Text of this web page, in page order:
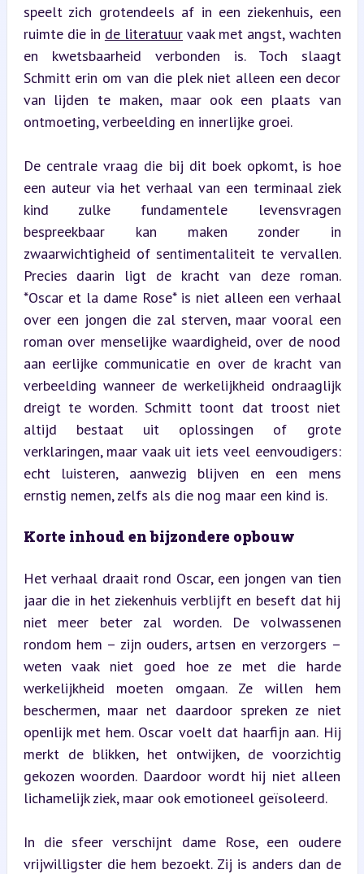
speelt zich grotendeels af in een ziekenhuis, een
ruimte die in de literatuur vaak met angst, wachten
en kwetsbaarheid verbonden is. Toch slaagt
Schmitt erin om van die plek niet alleen een decor
van lijden te maken, maar ook een plaats van
ontmoeting, verbeelding en innerlijke groei.
De centrale vraag die bij dit boek opkomt, is hoe
een auteur via het verhaal van een terminaal ziek
kind zulke fundamentele levensvragen
bespreekbaar kan maken zonder in
zwaarwichtigheid of sentimentaliteit te vervallen.
Precies daarin ligt de kracht van deze roman.
*Oscar et la dame Rose* is niet alleen een verhaal
over een jongen die zal sterven, maar vooral een
roman over menselijke waardigheid, over de nood
aan eerlijke communicatie en over de kracht van
verbeelding wanneer de werkelijkheid ondraaglijk
dreigt te worden. Schmitt toont dat troost niet
altijd bestaat uit oplossingen of grote
verklaringen, maar vaak uit iets veel eenvoudigers:
echt luisteren, aanwezig blijven en een mens
ernstig nemen, zelfs als die nog maar een kind is.
Korte inhoud en bijzondere opbouw
Het verhaal draait rond Oscar, een jongen van tien
jaar die in het ziekenhuis verblijft en beseft dat hij
niet meer beter zal worden. De volwassenen
rondom hem – zijn ouders, artsen en verzorgers –
weten vaak niet goed hoe ze met die harde
werkelijkheid moeten omgaan. Ze willen hem
beschermen, maar net daardoor spreken ze niet
openlijk met hem. Oscar voelt dat haarfijn aan. Hij
merkt de blikken, het ontwijken, de voorzichtig
gekozen woorden. Daardoor wordt hij niet alleen
lichamelijk ziek, maar ook emotioneel geïsoleerd.
In die sfeer verschijnt dame Rose, een oudere
vrijwilligster die hem bezoekt. Zij is anders dan de